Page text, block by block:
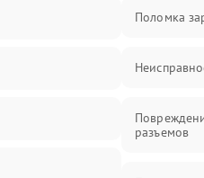
Поломка
разъемов